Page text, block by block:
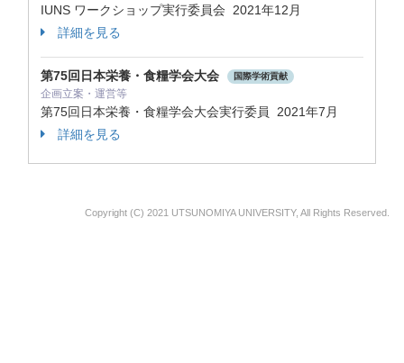
IUNS ワークショップ実行委員会 2021年12月
詳細を見る
第75回日本栄養・食糧学会大会 国際学術貢献
企画立案・運営等
第75回日本栄養・食糧学会大会実行委員 2021年7月
詳細を見る
Copyright (C) 2021 UTSUNOMIYA UNIVERSITY, All Rights Reserved.